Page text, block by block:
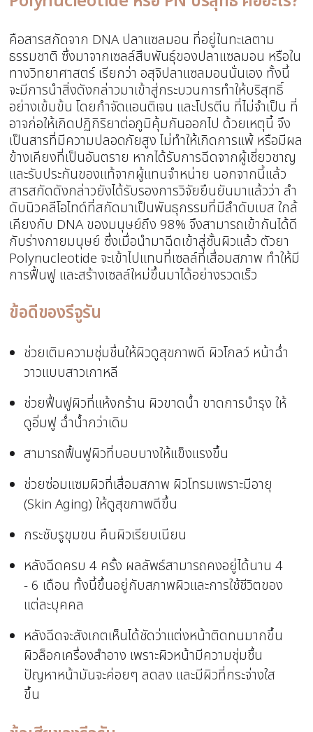
คือสารสกัดจาก DNA ปลาแซลมอน ที่อยู่ในทะเลตาม
ธรรมชาติ ซึ่งมาจากเซลล์สืบพันธุ์ของปลาแซลมอน หรือใน
ทางวิทยาศาสตร์ เรียกว่า อสุจิปลาแซลมอนนั่นเอง ทั้งนี้
จะมีการนำสิ่งดังกล่าวมาเข้าสู่กระบวนการทำให้บริสุทธิ์
อย่างเข้มข้น โดยกำจัดแอนติเจน และโปรตีน ที่ไม่จำเป็น ที่
อาจก่อให้เกิดปฏิกิริยาต่อภูมิคุ้มกันออกไป ด้วยเหตุนี้ จึง
เป็นสารที่มีความปลอดภัยสูง ไม่ทำให้เกิดการแพ้ หรือมีผล
ข้างเคียงที่เป็นอันตราย หากได้รับการฉีดจากผู้เชี่ยวชาญ
และรับประกันของแท้จากผู้แทนจำหน่าย นอกจากนี้แล้ว
สารสกัดดังกล่าวยังได้รับรองการวิจัยยืนยันมาแล้วว่า ลำ
ดับนิวคลีโอไทด์ที่สกัดมาเป็นพันธุกรรมที่มีลำดับเบส ใกล้
เคียงกับ DNA ของมนุษย์ถึง 98% จึงสามารถเข้ากันได้ดี
กับร่างกายมนุษย์ ซึ่งเมื่อนำมาฉีดเข้าสู่ชั้นผิวแล้ว ตัวยา
Polynucleotide จะเข้าไปแทนที่เซลล์ที่เสื่อมสภาพ ทำให้มี
การฟื้นฟู และสร้างเซลล์ใหม่ขึ้นมาได้อย่างรวดเร็ว
ข้อดีของรีจูรัน
ช่วยเติมความชุ่มชื่นให้ผิวดูสุขภาพดี ผิวโกลว์ หน้าฉ่ำ
วาวแบบสาวเกาหลี
ช่วยฟื้นฟูผิวที่แห้งกร้าน ผิวขาดน้ำ ขาดการบำรุง ให้
ดูอิ่มฟู ฉ่ำน้ำกว่าเดิม
สามารถฟื้นฟูผิวที่บอบบางให้แข็งแรงขึ้น
ช่วยซ่อมแซมผิวที่เสื่อมสภาพ ผิวโทรมเพราะมีอายุ
(Skin Aging) ให้ดูสุขภาพดีขึ้น
กระชับรูขุมขน คืนผิวเรียบเนียน
หลังฉีดครบ 4 ครั้ง ผลลัพธ์สามารถคงอยู่ได้นาน 4
- 6 เดือน ทั้งนี้ขึ้นอยู่กับสภาพผิวและการใช้ชีวิตของ
แต่ละบุคคล
หลังฉีดจะสังเกตเห็นได้ชัดว่าแต่งหน้าติดทนมากขึ้น
ผิวล็อกเครื่องสำอาง เพราะผิวหน้ามีความชุ่มชื้น
ปัญหาหน้ามันจะค่อยๆ ลดลง และมีผิวที่กระจ่างใส
ขึ้น